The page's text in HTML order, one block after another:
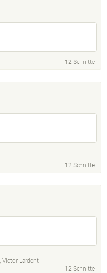
12 Schnitte
12 Schnitte
,Victor Lardent
12 Schnitte